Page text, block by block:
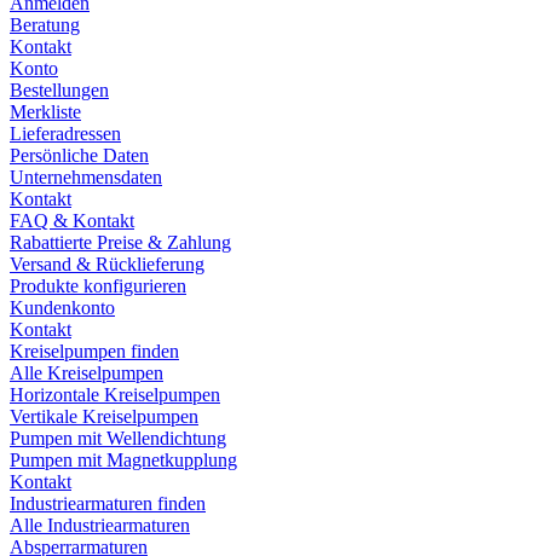
Beratung
Kontakt
Konto
Bestellungen
Merkliste
Lieferadressen
Persönliche Daten
Unternehmensdaten
Kontakt
FAQ & Kontakt
Rabattierte Preise & Zahlung
Versand & Rücklieferung
Produkte konfigurieren
Kundenkonto
Kontakt
Kreiselpumpen finden
Alle Kreiselpumpen
Horizontale Kreiselpumpen
Vertikale Kreiselpumpen
Pumpen mit Wellendichtung
Pumpen mit Magnetkupplung
Kontakt
Industriearmaturen finden
Alle Industriearmaturen
Absperrarmaturen